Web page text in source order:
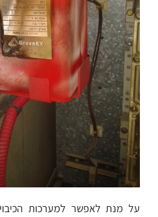
על מנת לאפשר למערכות